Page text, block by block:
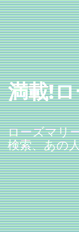
満載!
ローズマリ
検索、あの